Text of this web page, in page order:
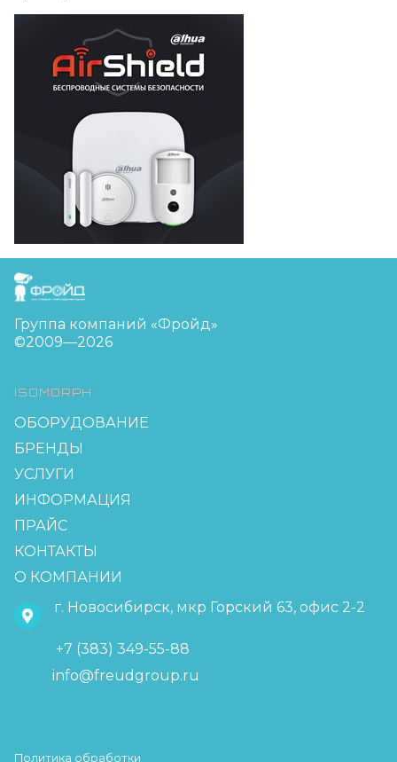
FreudGroup
Группа компаний «Фройд»
©2009—2026
ISOMORPH
ОБОРУДОВАНИЕ
БРЕНДЫ
УСЛУГИ
ИНФОРМАЦИЯ
ПРАЙС
КОНТАКТЫ
О КОМПАНИИ
г. Новосибирск, мкр Горский 63, офис 2-2
+7 (383) 349-55-88
info@freudgroup.ru
Политика обработки